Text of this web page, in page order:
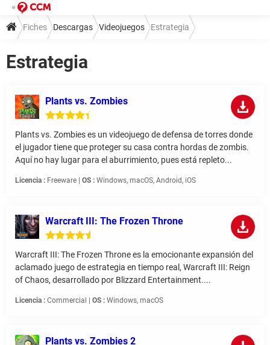
Fiches Descargas Videojuegos Estrategia
Estrategia
Plants vs. Zombies
Plants vs. Zombies es un videojuego de defensa de torres donde
el jugador tiene que proteger su casa contra hordas de zombis.
Aquí no hay lugar para el aburrimiento, pues está repleto...
Licencia : Freeware | OS : Windows, macOS, Android, iOS
Warcraft III: The Frozen Throne
Warcraft III: The Frozen Throne es la emocionante expansión del
aclamado juego de estrategia en tiempo real, Warcraft III: Reign
of Chaos, desarrollado por Blizzard Entertainment....
Licencia : Commercial | OS : Windows, macOS
Plants vs. Zombies 2